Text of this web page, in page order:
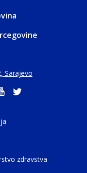
Sarajevo
zdravstva